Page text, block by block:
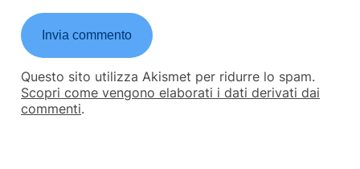
Questo sito utilizza Akismet per ridurre lo spam.
Scopri come vengono elaborati i dati derivati dai
commenti.